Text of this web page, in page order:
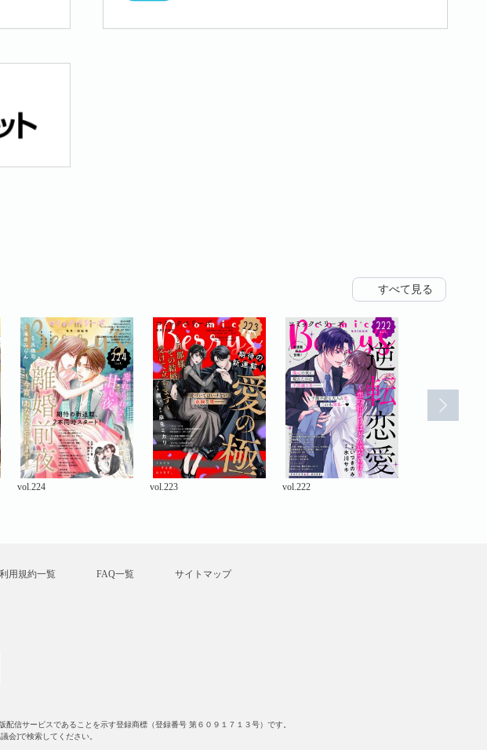
すべて見る
vol.224 vol.223 vol.222
利用規約一覧 FAQ一覧 サイトマップ
信サービスであることを示す登録商標（登録番号 第６０９１７１３号）です。
会]で検索してください。